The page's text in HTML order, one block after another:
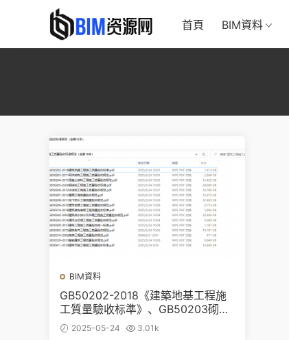
首頁 BIM資料
BIM資料
GB50202-2018《建築地基工程施
工質量驗收标準》、GB50203砌體
結構、GB50204混凝土結構、GB5
0205鋼結構、GB50206木結構等
2025-05-24 3.01k